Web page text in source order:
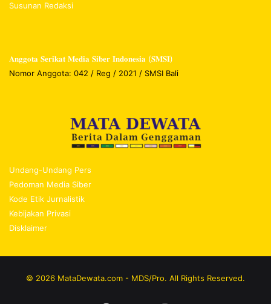
Susunan Redaksi
𝐀𝐧𝐠𝐠𝐨𝐭𝐚 𝐒𝐞𝐫𝐢𝐤𝐚𝐭 𝐌𝐞𝐝𝐢𝐚 𝐒𝐢𝐛𝐞𝐫 𝐈𝐧𝐝𝐨𝐧𝐞𝐬𝐢𝐚 (𝐒𝐌𝐒𝐈)
Nomor Anggota: 042 / Reg / 2021 / SMSI Bali
Undang-Undang Pers
Pedoman Media Siber
Kode Etik Jurnalistik
Kebijakan Privasi
Disklaimer
© 2026 MataDewata.com - MDS/Pro. All Rights Reserved.